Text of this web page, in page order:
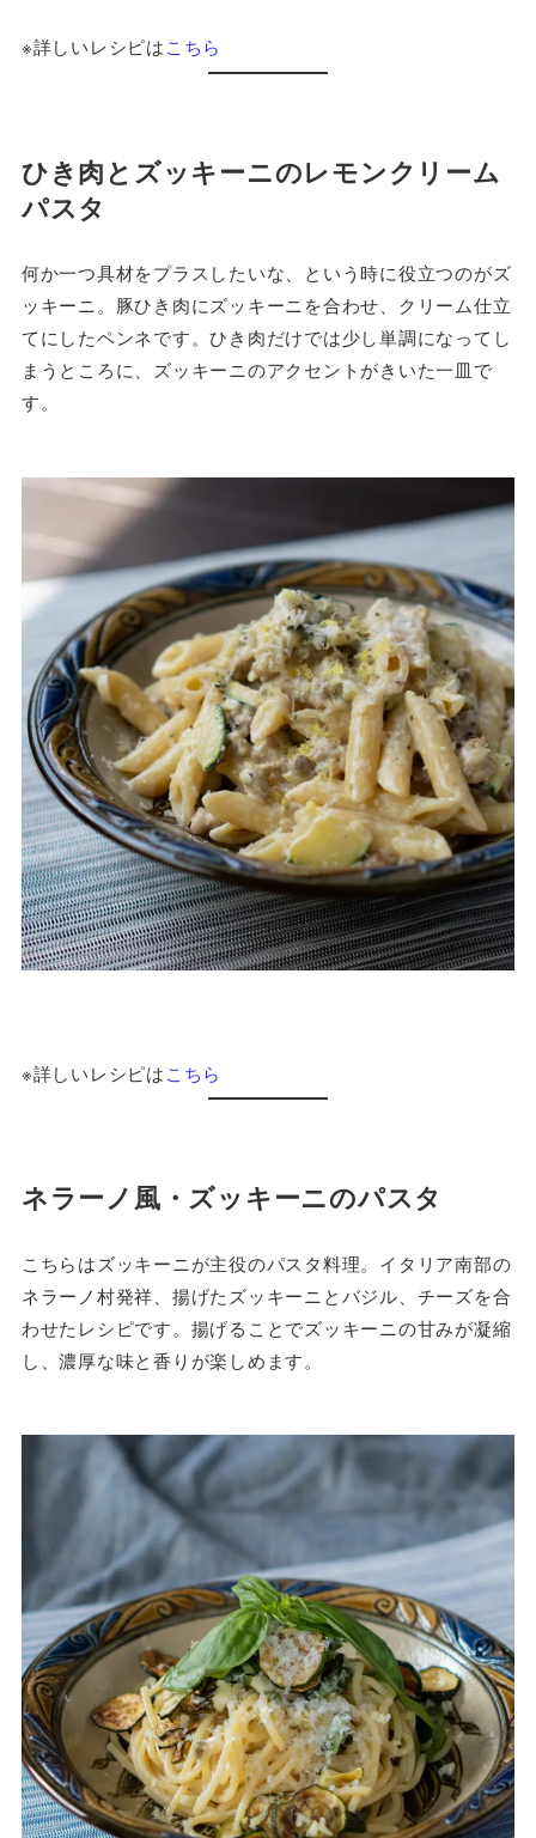
※詳しいレシピはこちら
ひき肉とズッキーニのレモンクリーム
パスタ
何か一つ具材をプラスしたいな、という時に役立つのがズ
ッキーニ。豚ひき肉にズッキーニを合わせ、クリーム仕立
てにしたペンネです。ひき肉だけでは少し単調になってし
まうところに、ズッキーニのアクセントがきいた一皿で
す。
※詳しいレシピはこちら
ネラーノ風・ズッキーニのパスタ
こちらはズッキーニが主役のパスタ料理。イタリア南部の
ネラーノ村発祥、揚げたズッキーニとバジル、チーズを合
わせたレシピです。揚げることでズッキーニの甘みが凝縮
し、濃厚な味と香りが楽しめます。